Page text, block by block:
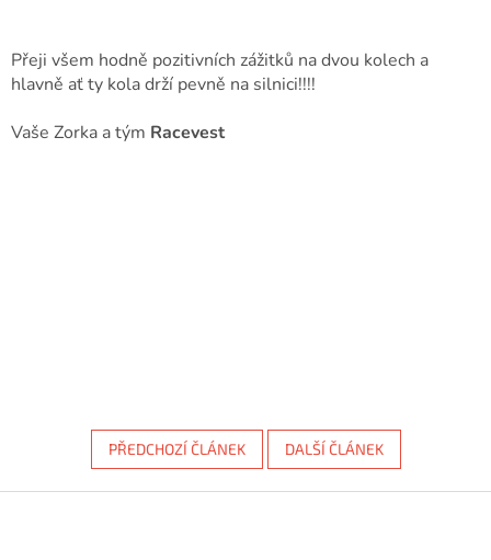
Přeji všem hodně pozitivních zážitků na dvou kolech a
hlavně ať ty kola drží pevně na silnici!!!!
Vaše Zorka a tým Racevest
PŘEDCHOZÍ ČLÁNEK DALŠÍ ČLÁNEK
Z